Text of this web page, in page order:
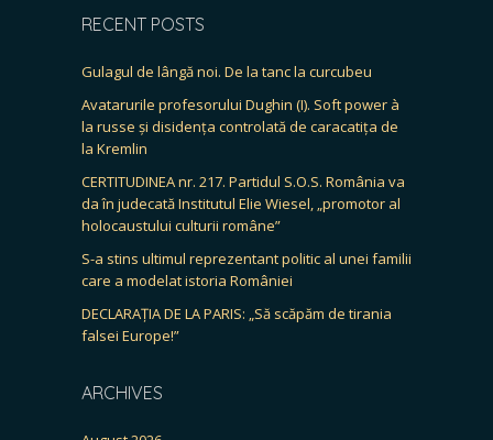
RECENT POSTS
Gulagul de lângă noi. De la tanc la curcubeu
Avatarurile profesorului Dughin (I). Soft power à
la russe și disidența controlată de caracatița de
la Kremlin
CERTITUDINEA nr. 217. Partidul S.O.S. România va
da în judecată Institutul Elie Wiesel, „promotor al
holocaustului culturii române”
S-a stins ultimul reprezentant politic al unei familii
care a modelat istoria României
DECLARAȚIA DE LA PARIS: „Să scăpăm de tirania
falsei Europe!”
ARCHIVES